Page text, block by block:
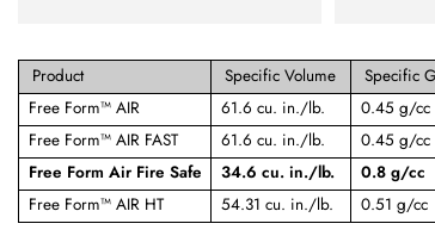
Product Specific Volume Specific
Free Form™ AIR
61.6 cu. in./lb. 0.45 g/cc
Free Form™ AIR FAST
61.6 cu. in./lb. 0.45 g/cc
Free Form Air Fire Safe
34.6 cu. in./lb. 0.8 g/cc
Free Form™ AIR HT
54.31 cu. in./lb. 0.51 g/cc